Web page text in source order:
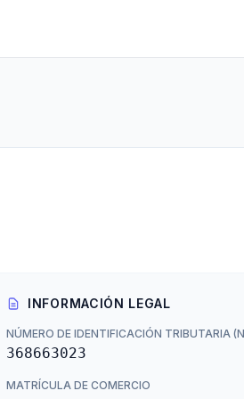
INFORMACIÓN LEGAL
NÚMERO DE IDENTIFICACIÓN TRIBUTARIA
368663023
MATRÍCULA DE COMERCIO